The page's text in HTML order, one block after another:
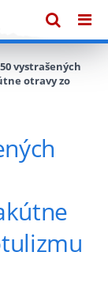
vystrašených
otravy zo